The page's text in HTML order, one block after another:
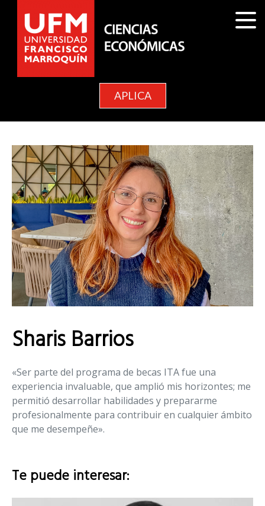
APLICA
Sharis Barrios
«Ser parte del programa de becas ITA fue una
experiencia invaluable, que amplió mis horizontes; me
permitió desarrollar habilidades y prepararme
profesionalmente para contribuir en cualquier ámbito
que me desempeñe».
Te puede interesar: